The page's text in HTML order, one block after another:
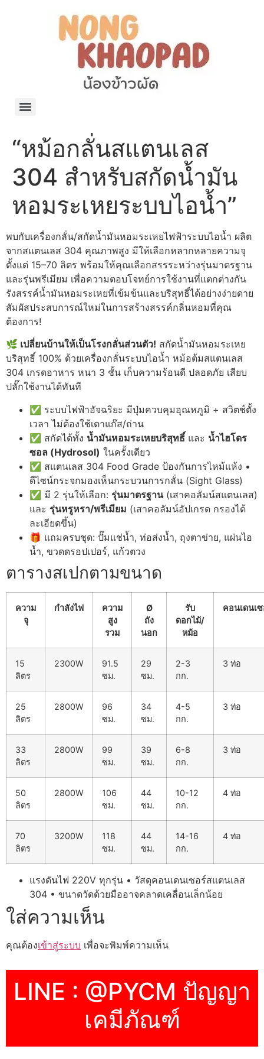
“หม้อกลั่นสแตนเลส
304 สำหรับสกัดน้ำมัน
หอมระเหยระบบไอน้ำ”
พบกับเครื่องกลั่น/สกัดน้ำมันหอมระเหยไฟฟ้าระบบไอน้ำ ผลิต
จากสแตนเลส 304 คุณภาพสูง มีให้เลือกหลากหลายความจุ
ตั้งแต่ 15–70 ลิตร พร้อมให้คุณเลือกสรรระหว่างรุ่นมาตรฐาน
และรุ่นพรีเมียม เพื่อความตอบโจทย์การใช้งานที่แตกต่างกัน
รังสรรค์น้ำมันหอมระเหยที่เข้มข้นและบริสุทธิ์ได้อย่างง่ายดาย
สัมผัสประสบการณ์ใหม่ในการสร้างสรรค์กลิ่นหอมที่คุณ
ต้องการ!
🌿 เปลี่ยนบ้านให้เป็นโรงกลั่นส่วนตัว! สกัดน้ำมันหอมระเหย
บริสุทธิ์ 100% ด้วยเครื่องกลั่นระบบไอน้ำ หม้อต้มสแตนเลส
304 เกรดอาหาร หนา 3 ชั้น เก็บความร้อนดี ปลอดภัย เสียบ
ปลั๊กใช้งานได้ทันที
✅ ระบบไฟฟ้าอัจฉริยะ มีปุ่มควบคุมอุณหภูมิ + สวิตช์ตั้ง
เวลา ไม่ต้องใช้เตาแก๊ส/ถ่าน
✅ สกัดได้ทั้ง น้ำมันหอมระเหยบริสุทธิ์ และ น้ำไฮโดร
ซอล (Hydrosol) ในครั้งเดียว
✅ สแตนเลส 304 Food Grade ป้องกันการไหม้แห้ง •
ดีไซน์กระจกมองเห็นกระบวนการกลั่น (Sight Glass)
✅ มี 2 รุ่นให้เลือก: รุ่นมาตรฐาน(เสาคอลัมน์สแตนเลส)
และ รุ่นหรูหรา/พรีเมียม (เสาคอลัมน์อัปเกรด กรองได้
ละเอียดขึ้น)
🎁 แถมครบชุด: ปั๊มแช่น้ำ, ท่อส่งน้ำ, ถุงตาข่าย, แผ่นไอ
น้ำ, ขวดดรอปเปอร์, แก้วตวง
ตารางสเปกตามขนาด
ความ
จุ
กำลังไฟ
ความ
สูง
รวม
Ø
ถัง
นอก
รับ
ดอกไม้/
หม้อ
คอนเดนเ
15
ลิตร
2300W
91.5
ซม.
29
ซม.
2-3
กก.
3 ท่อ
25
ลิตร
2800W
96
ซม.
34
ซม.
4-5
กก.
3 ท่อ
33
ลิตร
2800W
99
ซม.
39
ซม.
6-8
กก.
3 ท่อ
50
ลิตร
2800W
106
ซม.
44
ซม.
10-12
กก.
4 ท่อ
70
ลิตร
3200W
118
ซม.
44
ซม.
14-16
กก.
4 ท่อ
แรงดันไฟ 220V ทุกรุ่น • วัสดุคอนเดนเซอร์สแตนเลส
304 • ขนาดวัดด้วยมืออาจคลาดเคลื่อนเล็กน้อย
ใส่ความเห็น
คุณต้องเข้าสู่ระบบ เพื่อจะพิมพ์ความเห็น
LINE : @PYCM ปัญญา
เคมีภัณฑ์